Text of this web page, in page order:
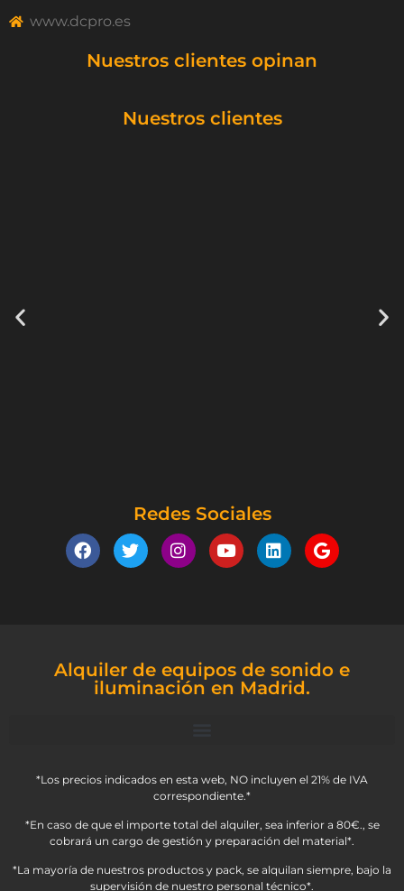
www.dcpro.es
Nuestros clientes opinan
Nuestros clientes
Redes Sociales
Alquiler de equipos de sonido e
iluminación en Madrid.
*Los precios indicados en esta web, NO incluyen el 21% de IVA
correspondiente.*
*En caso de que el importe total del alquiler, sea inferior a 80€., se
cobrará un cargo de gestión y preparación del material*.
*La mayoría de nuestros productos y pack, se alquilan siempre, bajo la
supervisión de nuestro personal técnico*.